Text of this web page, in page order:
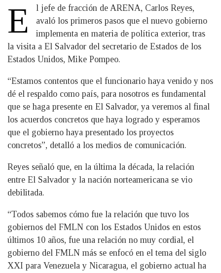
E
l jefe de fracción de ARENA, Carlos Reyes,
avaló los primeros pasos que el nuevo gobierno
implementa en materia de política exterior, tras
la visita a El Salvador del secretario de Estados de los
Estados Unidos, Mike Pompeo.
“Estamos contentos que el funcionario haya venido y nos
dé el respaldo como país, para nosotros es fundamental
que se haga presente en El Salvador, ya veremos al final
los acuerdos concretos que haya logrado y esperamos
que el gobierno haya presentado los proyectos
concretos”, detalló a los medios de comunicación.
Reyes señaló que, en la última la década, la relación
entre El Salvador y la nación norteamericana se vio
debilitada.
“Todos sabemos cómo fue la relación que tuvo los
gobiernos del FMLN con los Estados Unidos en estos
últimos 10 años, fue una relación no muy cordial, el
gobierno del FMLN más se enfocó en el tema del siglo
XXI para Venezuela y Nicaragua, el gobierno actual ha